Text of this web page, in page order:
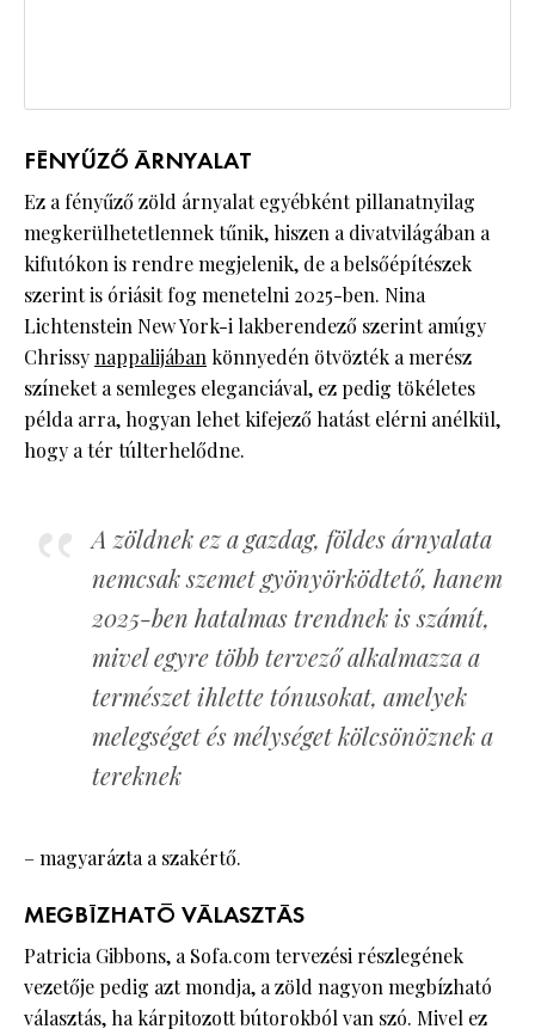
FÉNYŰZŐ ÁRNYALAT
Ez a fényűző zöld árnyalat egyébként pillanatnyilag
megkerülhetetlennek tűnik, hiszen a divatvilágában a
kifutókon is rendre megjelenik, de a belsőépítészek
szerint is óriásit fog menetelni 2025-ben. Nina
Lichtenstein New York-i lakberendező szerint amúgy
Chrissynappalijában könnyedén ötvözték a merész
színeket a semleges eleganciával, ez pedig tökéletes
példa arra, hogyan lehet kifejező hatást elérni anélkül,
hogy a tér túlterhelődne.
A zöldnek ez a gazdag, földes árnyalata
nemcsak szemet gyönyörködtető, hanem
2025-ben hatalmas trendnek is számít,
mivel egyre több tervező alkalmazza a
természet ihlette tónusokat, amelyek
melegséget és mélységet kölcsönöznek a
tereknek
– magyarázta a szakértő.
MEGBÍZHATÓ VÁLASZTÁS
Patricia Gibbons, a Sofa.com tervezési részlegének
vezetője pedig azt mondja, a zöld nagyon megbízható
választás, ha kárpitozott bútorokból van szó. Mivel ez